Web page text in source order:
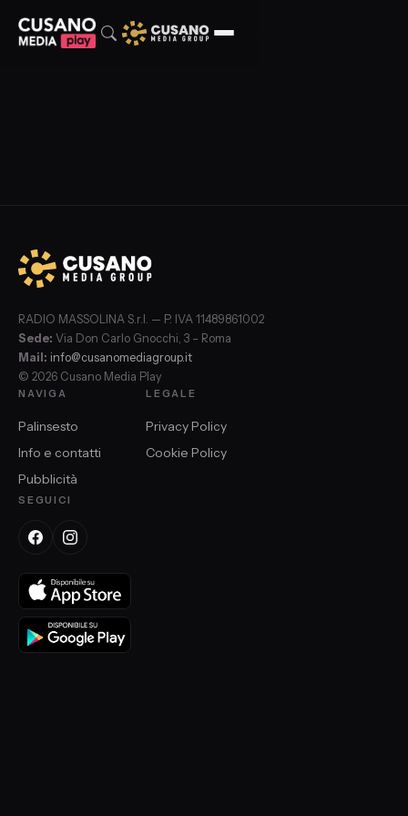
RADIO MASSOLINA S.r.l. — P. IVA 11489861002
Sede: Via Don Carlo Gnocchi, 3 – Roma
Mail: info@cusanomediagroup.it
© 2026 Cusano Media Play
NAVIGA
Palinsesto
Info e contatti
Pubblicità
LEGALE
Privacy Policy
Cookie Policy
SEGUICI